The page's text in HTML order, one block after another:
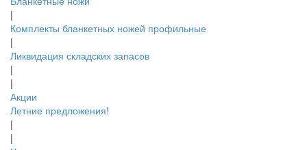
|
Комплекты бланкетных ножей профильные
|
Ликвидация складских запасов
|
|
Акции
Летние предложения!
|
|